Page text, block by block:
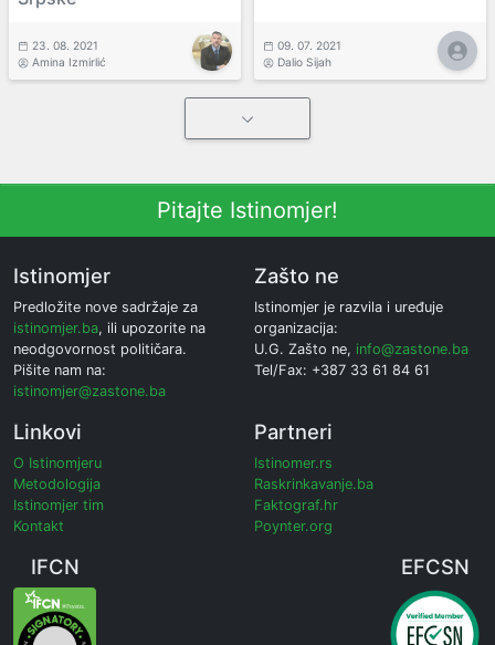
23. 08. 2021
Amina Izmirlić
09. 07. 2021
Dalio Sijah
Pitajte Istinomjer!
Istinomjer
Predložite nove sadržaje za
istinomjer.ba, ili upozorite na
neodgovornost političara.
Pišite nam na:
istinomjer@zastone.ba
Zašto ne
Istinomjer je razvila i uređuje
organizacija:
U.G. Zašto ne, info@zastone.ba
Tel/Fax: +387 33 61 84 61
Linkovi
O Istinomjeru
Metodologija
Istinomjer tim
Kontakt
Partneri
Istinomer.rs
Raskrinkavanje.ba
Faktograf.hr
Poynter.org
IFCN EFCSN